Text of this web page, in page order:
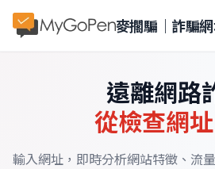
麥擱騙｜詐騙
遠離網路
從檢查網
輸入網址，即時分析網站特徵、流